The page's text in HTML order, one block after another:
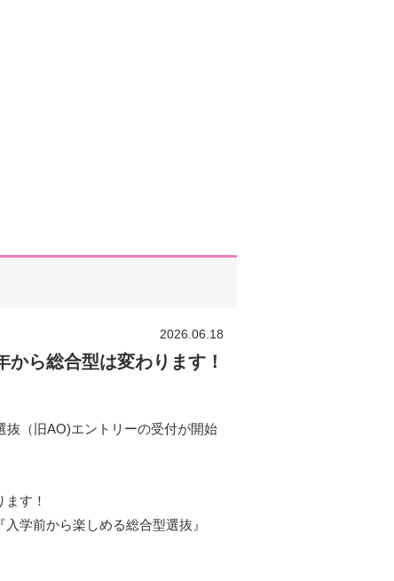
2026.06.18
ら総合型は変わります！
抜（旧AO)エントリーの受付が開始
す！
学前から楽しめる総合型選抜』